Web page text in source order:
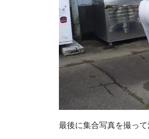
最後に集合写真を撮っ